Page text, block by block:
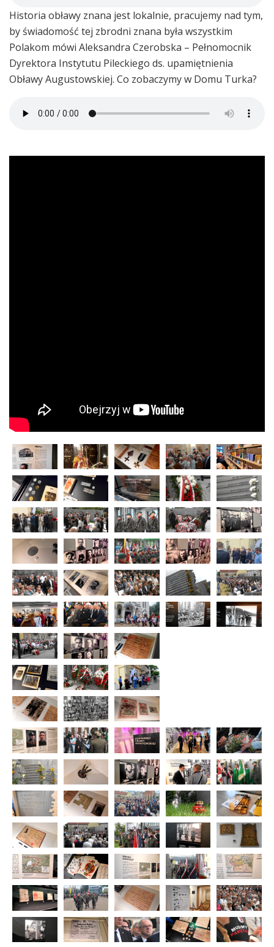
Historia obławy znana jest lokalnie, pracujemy nad tym,
by świadomość tej zbrodni znana była wszystkim
Polakom mówi Aleksandra Czerobska – Pełnomocnik
Dyrektora Instytutu Pileckiego ds. upamiętnienia
Obławy Augustowskiej. Co zobaczymy w Domu Turka?